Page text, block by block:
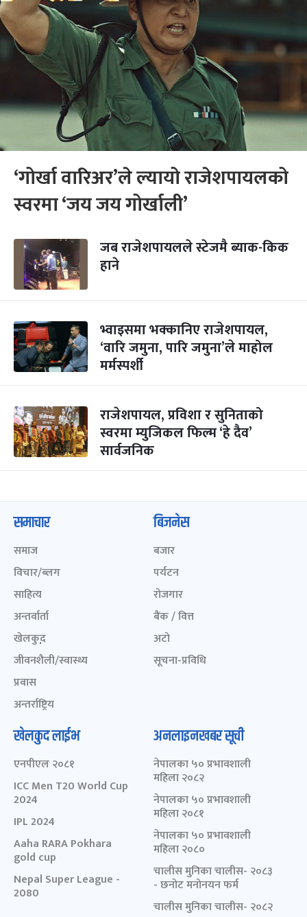
‘गोर्खा वारिअर’ले ल्यायो राजेशपायलको
स्वरमा ‘जय जय गोर्खाली’
जब राजेशपायलले स्टेजमै ब्याक-किक
हाने
भ्वाइसमा भक्कानिए राजेशपायल,
‘वारि जमुना, पारि जमुना’ले माहोल
मर्मस्पर्शी
राजेशपायल, प्रविशा र सुनिताको
स्वरमा म्युजिकल फिल्म ‘हे दैव’
सार्वजनिक
समाचार
समाज
विचार/ब्लग
साहित्य
अन्तर्वार्ता
खेलकुद़़
जीवनशैली/स्वास्थ्य
प्रवास
अन्तर्राष्ट्रिय
बिजनेस
बजार
पर्यटन
रोजगार
बैंक / वित्त
अटो
सूचना-प्रविधि
खेलकुद लाईभ
एनपीएल २०८१
ICC Men T20 World Cup
2024
IPL 2024
Aaha RARA Pokhara
gold cup
Nepal Super League -
2080
अनलाइनखबर सूची
नेपालका ५० प्रभावशाली
महिला २०८२
नेपालका ५० प्रभावशाली
महिला २०८१
नेपालका ५० प्रभावशाली
महिला २०८०
चालीस मुनिका चालीस- २०८३
- छनोट मनोनयन फर्म
चालीस मुनिका चालीस- २०८२